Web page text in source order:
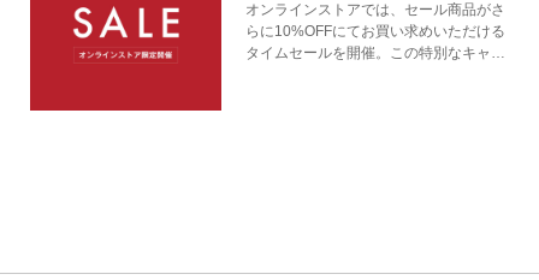
オンラインストアでは、セール商品がさ
らに10%OFFにてお買い求めいただける
タイムセールを開催。この特別なキャン